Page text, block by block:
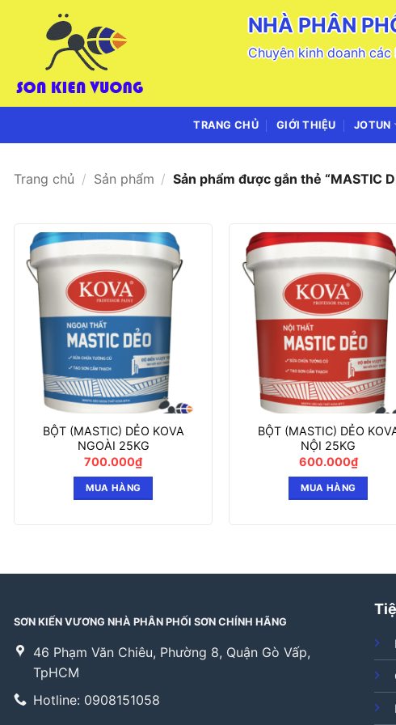
NHÀ PHÂN
Chuyên kinh doanh
TRANG CHỦ GIỚI THIỆU JOTUN
Trang chủ / Sản phẩm / Sản phẩm được gắn thẻ “MASTIC
BỘT (MASTIC) DẺO KOVA
NGOÀI 25KG
700.000₫
MUA HÀNG
BỘT (MASTIC) DẺO
NỘI 25KG
600.000₫
MUA HÀNG
SƠN KIẾN VƯƠNG NHÀ PHÂN PHỐI SƠN CHÍNH HÃNG
46 Phạm Văn Chiêu, Phường 8, Quận Gò Vấp,
TpHCM
Hotline: 0908151058